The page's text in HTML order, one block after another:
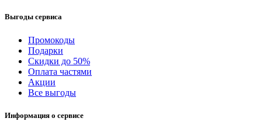
Выгоды сервиса
Промокоды
Подарки
Скидки до 50%
Оплата частями
Акции
Все выгоды
Информация о сервисе